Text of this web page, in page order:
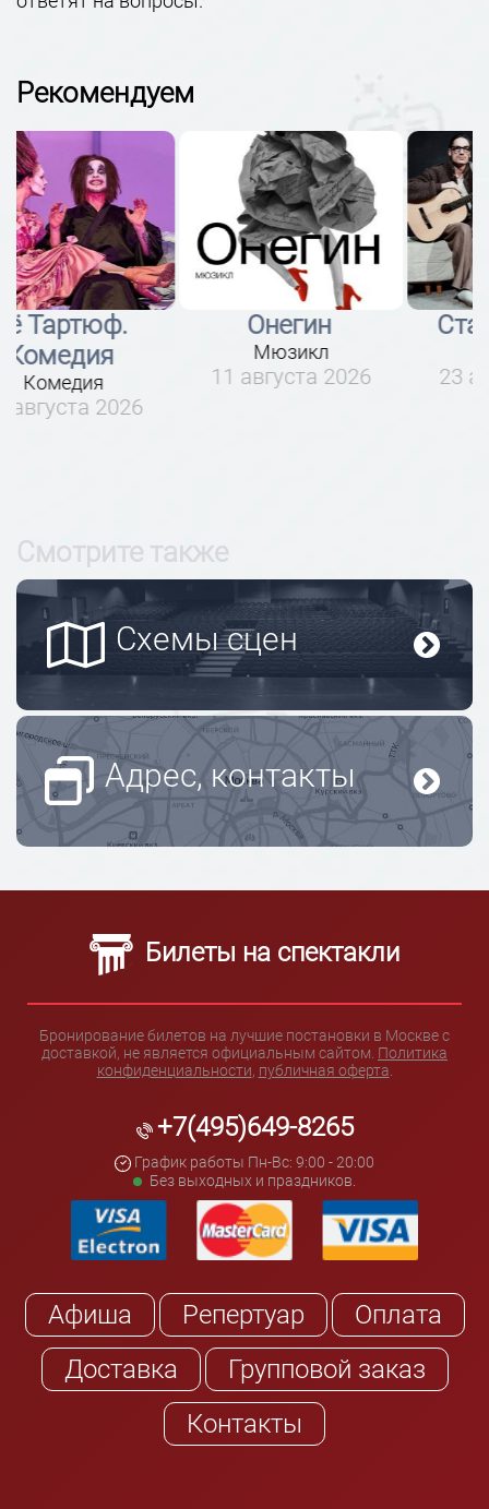
Рекомендуем
Онегин
Мюзикл
11 августа 2026
Старший сын
Драма
23 августа 2026
Смотрите также
Схемы сцен
Адрес, контакты
Билеты на спектакли
Бронирование билетов на лучшие постановки в Москве с
доставкой, не является официальным сайтом. Политика
конфиденциальности, публичная оферта
+7(495)649-8265
График работы Пн-Вс: 9:00 - 20:00
Без выходных и праздников.
Афиша Репертуар
Оплата
Доставка
Групповой заказ
Контакты